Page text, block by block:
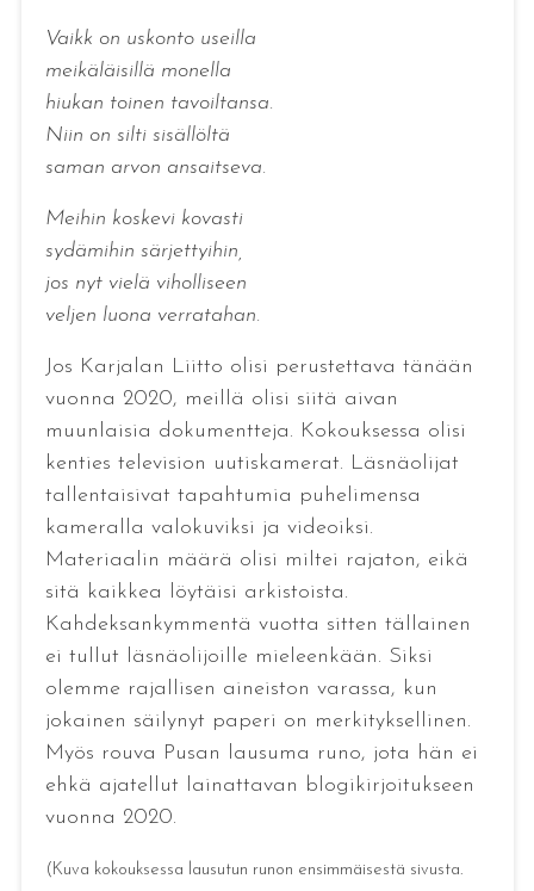
Vaikk on uskonto useilla
meikäläisillä monella
hiukan toinen tavoiltansa.
Niin on silti sisällöltä
saman arvon ansaitseva.
Meihin koskevi kovasti
sydämihin särjettyihin,
jos nyt vielä viholliseen
veljen luona verratahan.
Jos Karjalan Liitto olisi perustettava tänään
vuonna 2020, meillä olisi siitä aivan
muunlaisia dokumentteja. Kokouksessa olisi
kenties television uutiskamerat. Läsnäolijat
tallentaisivat tapahtumia puhelimensa
kameralla valokuviksi ja videoiksi.
Materiaalin määrä olisi miltei rajaton, eikä
sitä kaikkea löytäisi arkistoista.
Kahdeksankymmentä vuotta sitten tällainen
ei tullut läsnäolijoille mieleenkään. Siksi
olemme rajallisen aineiston varassa, kun
jokainen säilynyt paperi on merkityksellinen.
Myös rouva Pusan lausuma runo, jota hän ei
ehkä ajatellut lainattavan blogikirjoitukseen
vuonna 2020.
(Kuva kokouksessa lausutun runon ensimmäisestä sivusta.